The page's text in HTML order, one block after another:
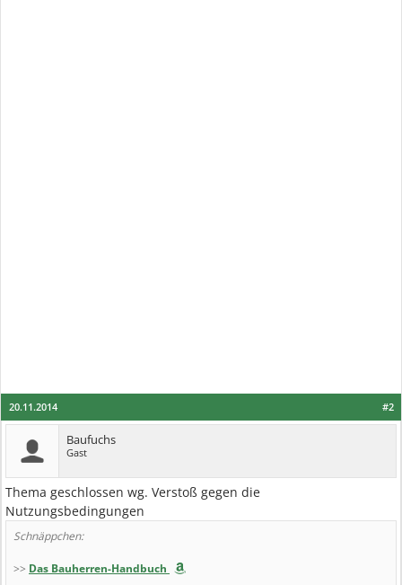
#2
20.11.2014
Baufuchs
Gast
Thema geschlossen wg. Verstoß gegen die
Nutzungsbedingungen
Schnäppchen:
>> Das Bauherren-Handbuch